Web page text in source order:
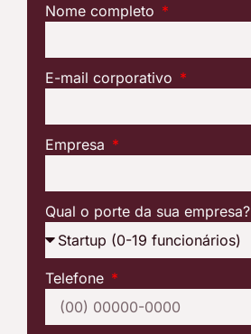
Nome completo
E-mail corporativo
Empresa
Qual o porte da sua empresa?
Telefone